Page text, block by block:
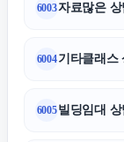
6003자료많은 상
6004기타클래스
6005빌딩임대 상